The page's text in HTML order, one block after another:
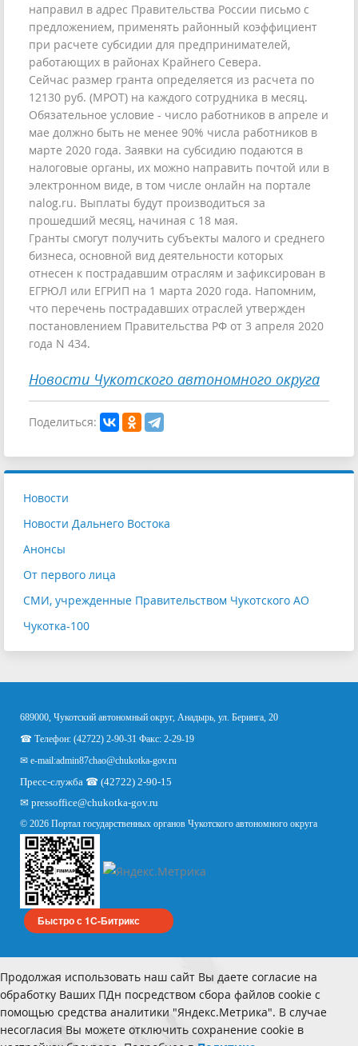
направил в адрес Правительства России письмо с
предложением, применять районный коэффициент
при расчете субсидии для предпринимателей,
работающих в районах Крайнего Севера.
Сейчас размер гранта определяется из расчета по
12130 руб. (МРОТ) на каждого сотрудника в месяц.
Обязательное условие - число работников в апреле и
мае должно быть не менее 90% числа работников в
марте 2020 года. Заявки на субсидию подаются в
налоговые органы, их можно направить почтой или в
электронном виде, в том числе онлайн на портале
nalog.ru. Выплаты будут производиться за
прошедший месяц, начиная с 18 мая.
Гранты смогут получить субъекты малого и среднего
бизнеса, основной вид деятельности которых
отнесен к пострадавшим отраслям и зафиксирован в
ЕГРЮЛ или ЕГРИП на 1 марта 2020 года. Напомним,
что перечень пострадавших отраслей утвержден
постановлением Правительства РФ от 3 апреля 2020
года N 434.
Новости Чукотского автономного округа
Поделиться:
Новости
Новости Дальнего Востока
Анонсы
От первого лица
СМИ, учрежденные Правительством Чукотского АО
Чукотка-100
689000, Чукотский автономный округ, Анадырь, ул. Беринга, 20
☎ Телефон: (42722) 2-90-31 Факс: 2-29-19
✉ e-mail:admin87chao@chukotka-gov.ru
Пресс-служба ☎ (42722) 2-90-15
✉ pressoffice@chukotka-gov.ru
© 2026 Портал государственных органов Чукотского автономного округа
Быстро с 1С-Битрикс
Продолжая использовать наш сайт Вы даете согласие на
обработку Ваших ПДн посредством сбора файлов cookie с
помощью средства аналитики "Яндекс.Метрика". В случае
несогласия Вы можете отключить сохранение cookie в